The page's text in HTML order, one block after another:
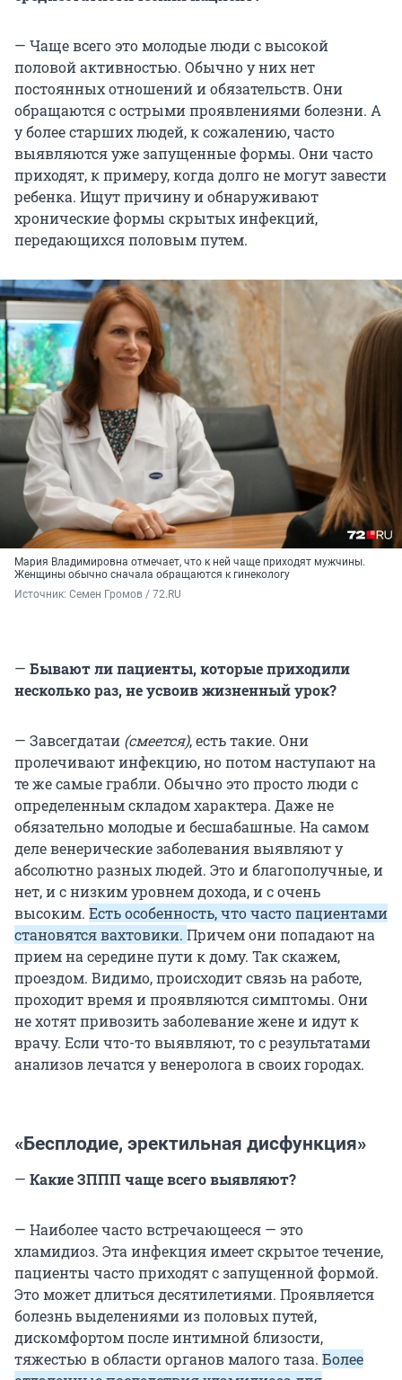
— Чаще всего это молодые люди с высокой
половой активностью. Обычно у них нет
постоянных отношений и обязательств. Они
обращаются с острыми проявлениями болезни. А
у более старших людей, к сожалению, часто
выявляются уже запущенные формы. Они часто
приходят, к примеру, когда долго не могут завести
ребенка. Ищут причину и обнаруживают
хронические формы скрытых инфекций,
передающихся половым путем.
Мария Владимировна отмечает, что к ней чаще приходят мужчины.
Женщины обычно сначала обращаются к гинекологу
Источник: Семен Громов / 72.RU
— Бывают ли пациенты, которые приходили
несколько раз, не усвоив жизненный урок?
— Завсегдатаи (смеется), есть такие. Они
пролечивают инфекцию, но потом наступают на
те же самые грабли. Обычно это просто люди с
определенным складом характера. Даже не
обязательно молодые и бесшабашные. На самом
деле венерические заболевания выявляют у
абсолютно разных людей. Это и благополучные, и
нет, и с низким уровнем дохода, и с очень
высоким. Есть особенность, что часто пациентами
становятся вахтовики. Причем они попадают на
прием на середине пути к дому. Так скажем,
проездом. Видимо, происходит связь на работе,
проходит время и проявляются симптомы. Они
не хотят привозить заболевание жене и идут к
врачу. Если что-то выявляют, то с результатами
анализов лечатся у венеролога в своих городах.
«Бесплодие, эректильная дисфункция»
— Какие ЗППП чаще всего выявляют?
— Наиболее часто встречающееся — это
хламидиоз. Эта инфекция имеет скрытое течение,
пациенты часто приходят с запущенной формой.
Это может длиться десятилетиями. Проявляется
болезнь выделениями из половых путей,
дискомфортом после интимной близости,
тяжестью в области органов малого таза. Более